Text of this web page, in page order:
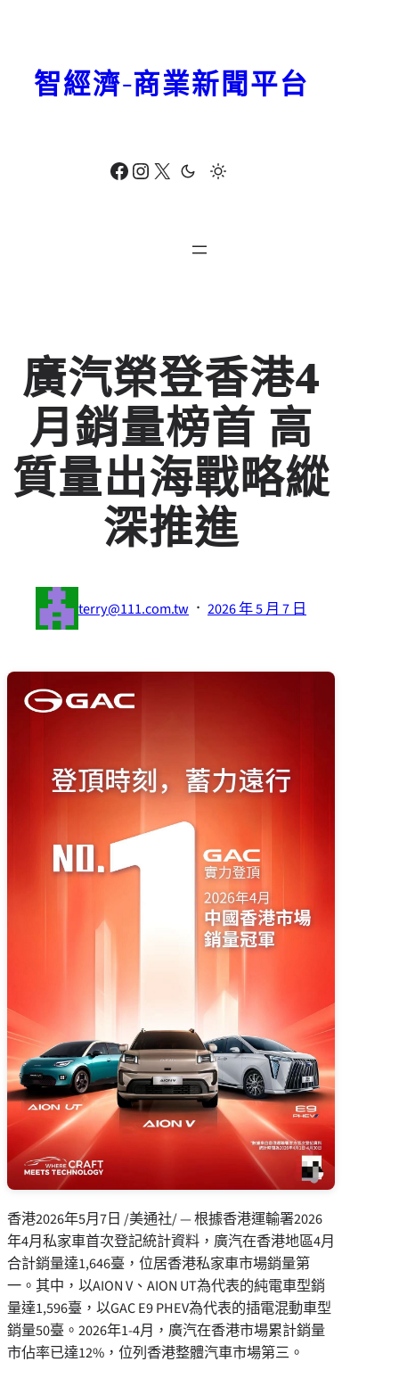
Facebook Instagram X
智經濟-商業新聞平台
廣汽榮登香港4
月銷量榜首 高
質量出海戰略縱
深推進
terry@111.com.tw · 2026 年 5 月 7 日
香港2026年5月7日 /美通社/ — 根據香港運輸署2026
年4月私家車首次登記統計資料，廣汽在香港地區4月
合計銷量達1,646臺，位居香港私家車市場銷量第
一。其中，以AION V、AION UT為代表的純電車型銷
量達1,596臺，以GAC E9 PHEV為代表的插電混動車型
銷量50臺。2026年1-4月，廣汽在香港市場累計銷量
市佔率已達12%，位列香港整體汽車市場第三。